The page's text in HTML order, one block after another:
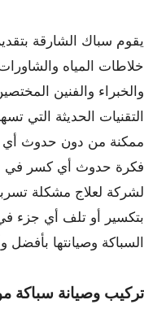
يقوم سباك الشارقة
خلاطات المياه
والخبراء والفنين
التقنيات الحديثة التي
ممكنة من دون حدوث أي
فكرة حدوث أي كسر في
لشركة لعلاج مشكلة
بتكسير أو تلف أي جزء
السباكة وصيانتها
تركيب وصيانة سباكة